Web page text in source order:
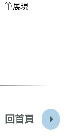
筆展現
回首頁